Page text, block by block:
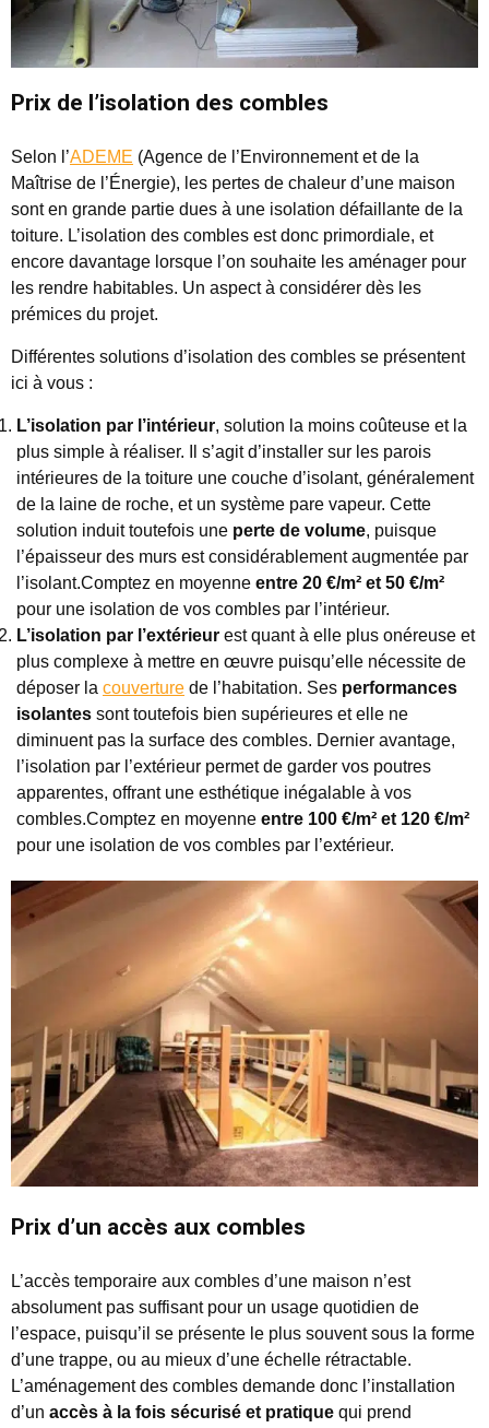
Prix de l’isolation des combles
Selon l’ADEME (Agence de l’Environnement et de la
Maîtrise de l’Énergie), les pertes de chaleur d’une maison
sont en grande partie dues à une isolation défaillante de la
toiture. L’isolation des combles est donc primordiale, et
encore davantage lorsque l’on souhaite les aménager pour
les rendre habitables. Un aspect à considérer dès les
prémices du projet.
Différentes solutions d’isolation des combles se présentent
ici à vous :
L’isolation par l’intérieur, solution la moins coûteuse et la
plus simple à réaliser. Il s’agit d’installer sur les parois
intérieures de la toiture une couche d’isolant, généralement
de la laine de roche, et un système pare vapeur. Cette
solution induit toutefois une perte de volume, puisque
l’épaisseur des murs est considérablement augmentée par
l’isolant.Comptez en moyenne entre 20 €/m² et 50 €/m²
pour une isolation de vos combles par l’intérieur.
L’isolation par l’extérieur est quant à elle plus onéreuse et
plus complexe à mettre en œuvre puisqu’elle nécessite de
déposer la couverture de l’habitation. Ses performances
isolantes sont toutefois bien supérieures et elle ne
diminuent pas la surface des combles. Dernier avantage,
l’isolation par l’extérieur permet de garder vos poutres
apparentes, offrant une esthétique inégalable à vos
combles.Comptez en moyenne entre 100 €/m² et 120 €/m²
pour une isolation de vos combles par l’extérieur.
Prix d’un accès aux combles
L’accès temporaire aux combles d’une maison n’est
absolument pas suffisant pour un usage quotidien de
l’espace, puisqu’il se présente le plus souvent sous la forme
d’une trappe, ou au mieux d’une échelle rétractable.
L’aménagement des combles demande donc l’installation
d’un accès à la fois sécurisé et pratique qui prend